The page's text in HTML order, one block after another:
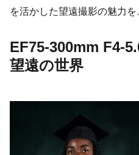
を活かした望遠撮影の魅力を
EF75-300mm F4-
望遠の世界